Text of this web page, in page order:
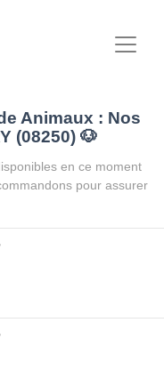
Animaux : Nos
(08250) 🐶
en ce moment
pour assurer